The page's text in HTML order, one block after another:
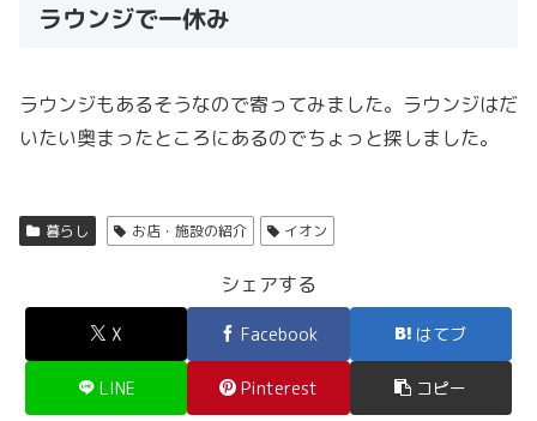
ラウンジで一休み
ラウンジもあるそうなので寄ってみました。ラウンジはだ
いたい奥まったところにあるのでちょっと探しました。
暮らし お店・施設の紹介 イオン
シェアする
X Facebook はてブ
LINE Pinterest コピー